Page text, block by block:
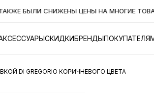
БЫЛИ СНИЖЕНЫ ЦЕНЫ НА МНОГИЕ
СКИДКИБРЕНДЫ
DI GREGORIO КОРИЧНЕВОГО ЦВЕТА